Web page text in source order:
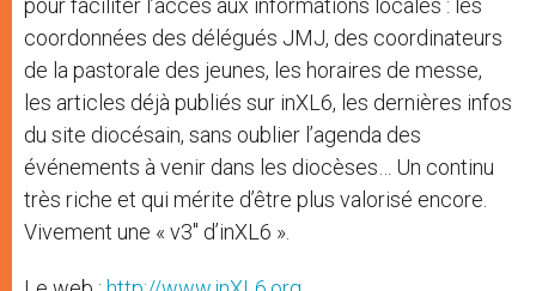
pour faciliter l’accès aux informations locales : les
coordonnées des délégués JMJ, des coordinateurs
de la pastorale des jeunes, les horaires de messe,
les articles déjà publiés sur inXL6, les dernières infos
du site diocésain, sans oublier l’agenda des
événements à venir dans les diocèses… Un continu
très riche et qui mérite d’être plus valorisé encore.
Vivement une « v3″ d’inXL6 ».